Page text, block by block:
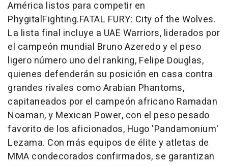
América listos para competir en
PhygitalFighting.FATAL FURY: City of the Wolves.
La lista final incluye a UAE Warriors, liderados por
el campeón mundial Bruno Azeredoy el peso
ligero número uno del ranking, Felipe Douglas,
quienes defenderán su posición en casa contra
grandes rivales como Arabian Phantoms,
capitaneados por el campeón africano Ramadan
Noaman, y Mexican Power, con el peso pesado
favorito de los aficionados, Hugo 'Pandamonium'
Lezama. Con más equipos de élite y atletas de
MMA condecorados confirmados, se garantizan